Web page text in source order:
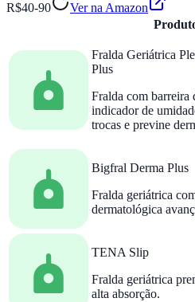
R$40-90
Ver na Amazon
Fralda Geriátrica
Plus
Fralda com barreira
indicador de
trocas e previne
Bigfral Derma Plus
Fralda geriátrica
dermatológica
TENA Slip
Fralda geriátrica
alta absorção.